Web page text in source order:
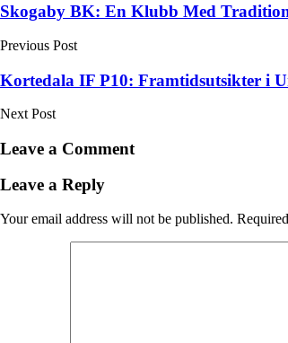
Post
navigation
Skogaby BK: En Klubb Med
Previous Post
Kortedala IF P10: Framtidsutsikter i
Next Post
Leave a Comment
Leave a Reply
Your email address will not be published.